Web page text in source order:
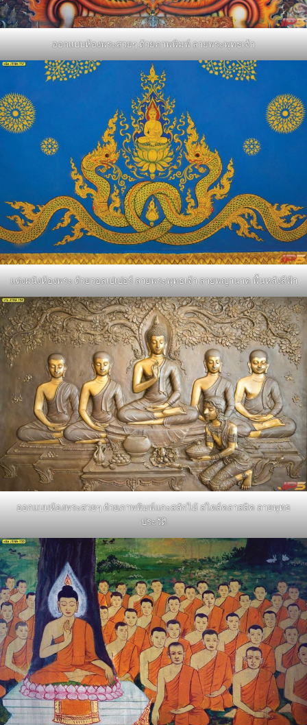
ออกแบบห้องพระสวยๆ ด้วยภาพพิมพ์ ลายพระพุทธเจ้า
แต่งผนังห้องพระ ด้วยวอลเปเปอร์ ลายพระพุทธเจ้า ลายพญานาค พื้นหลังสีฟ้า
ออกแบบห้องพระสวยๆ ด้วยภาพพิมพ์แกะสลักไม้ สไตล์คลาสสิค ลายพุทธ
ประวัติ